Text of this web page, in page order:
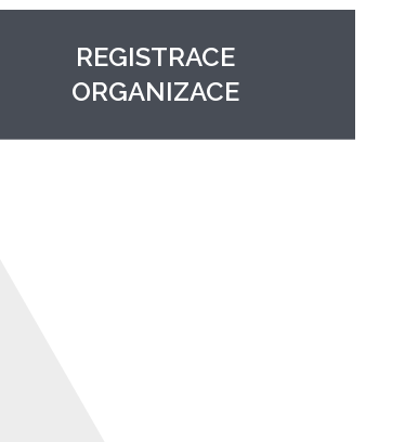
REGISTRACE
ORGANIZACE